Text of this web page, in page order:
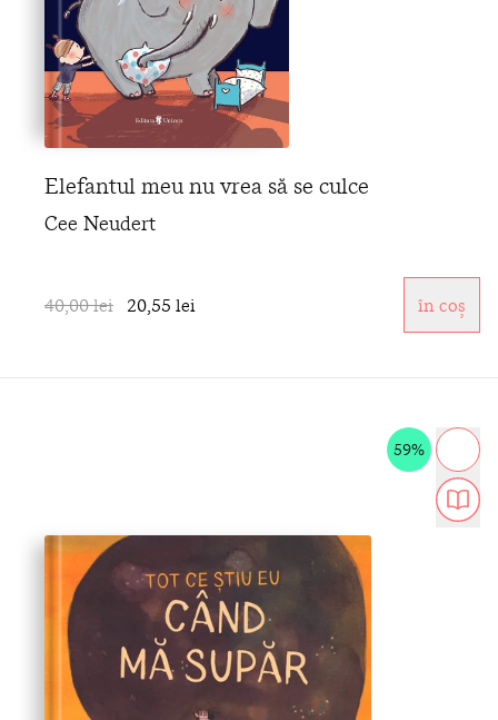
Elefantul meu nu vrea să se culce
Cee Neudert
40,00 lei 20,55 lei în coș
59%